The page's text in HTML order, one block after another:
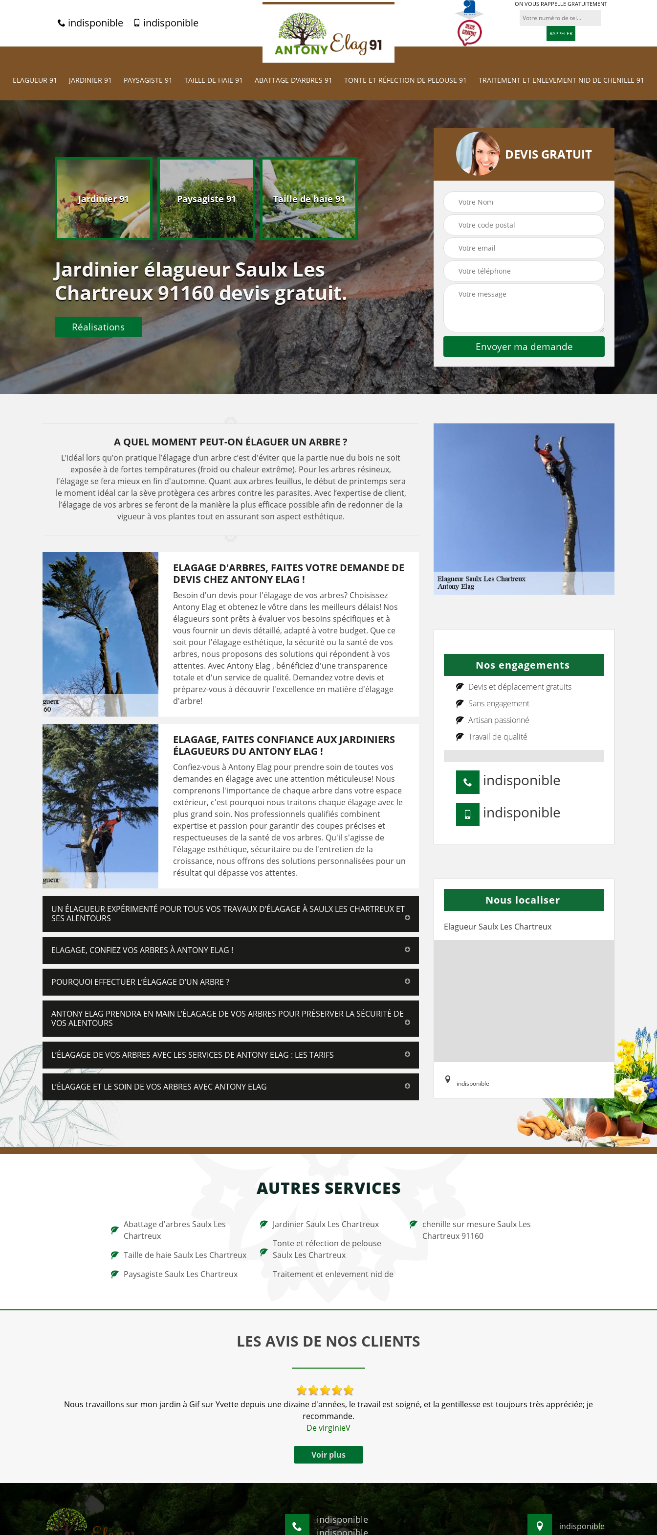
indisponible indisponible
ON VOUS RAPPELLE GRATUITEMENT
ELAGUEUR 91 JARDINIER 91 PAYSAGISTE 91 TAILLE DE HAIE 91 ABATTAGE D'ARBRES 91 TONTE ET RÉFECTION DE PELOUSE 91 TRAITEMENT ET ENLEVEMENT NID DE CHENILLE 91
91 Jardinier 91 Paysagiste 91 Taille de haie 91 Abattage d'arbres
91
Tonte et réfection
de pelouse 91
Traitement et
Enlevement nid
chenille 91
Jardinier élagueur Saulx Les
Chartreux 91160 devis gratuit.
Réalisations
DEVIS GRATUIT
A QUEL MOMENT PEUT-ON ÉLAGUER UN ARBRE ?
L’idéal lors qu’on pratique l’élagage d’un arbre c’est d'éviter que la partie nue du bois ne soit
exposée à de fortes températures (froid ou chaleur extrême). Pour les arbres résineux,
l'élagage se fera mieux en fin d'automne. Quant aux arbres feuillus, le début de printemps sera
le moment idéal car la sève protègera ces arbres contre les parasites. Avec l’expertise de client,
l’élagage de vos arbres se feront de la manière la plus efficace possible afin de redonner de la
vigueur à vos plantes tout en assurant son aspect esthétique.
ELAGAGE D'ARBRES, FAITES VOTRE DEMANDE DE
DEVIS CHEZ ANTONY ELAG !
Besoin d'un devis pour l'élagage de vos arbres? Choisissez
Antony Elag et obtenez le vôtre dans les meilleurs délais! Nos
élagueurs sont prêts à évaluer vos besoins spécifiques et à
vous fournir un devis détaillé, adapté à votre budget. Que ce
soit pour l'élagage esthétique, la sécurité ou la santé de vos
arbres, nous proposons des solutions qui répondent à vos
attentes. Avec Antony Elag , bénéficiez d'une transparence
totale et d'un service de qualité. Demandez votre devis et
préparez-vous à découvrir l'excellence en matière d'élagage
d'arbre!
ELAGAGE, FAITES CONFIANCE AUX JARDINIERS
ÉLAGUEURS DU ANTONY ELAG !
Confiez-vous à Antony Elag pour prendre soin de toutes vos
demandes en élagage avec une attention méticuleuse! Nous
comprenons l'importance de chaque arbre dans votre espace
extérieur, c'est pourquoi nous traitons chaque élagage avec le
plus grand soin. Nos professionnels qualifiés combinent
expertise et passion pour garantir des coupes précises et
respectueuses de la santé de vos arbres. Qu'il s'agisse de
l'élagage esthétique, sécuritaire ou de l'entretien de la
croissance, nous offrons des solutions personnalisées pour un
résultat qui dépasse vos attentes.
UN ÉLAGUEUR EXPÉRIMENTÉ POUR TOUS VOS TRAVAUX D’ÉLAGAGE À SAULX LES CHARTREUX ET
SES ALENTOURS
ELAGAGE, CONFIEZ VOS ARBRES À ANTONY ELAG !
POURQUOI EFFECTUER L’ÉLAGAGE D’UN ARBRE ?
ANTONY ELAG PRENDRA EN MAIN L’ÉLAGAGE DE VOS ARBRES POUR PRÉSERVER LA SÉCURITÉ DE
VOS ALENTOURS
L’ÉLAGAGE DE VOS ARBRES AVEC LES SERVICES DE ANTONY ELAG : LES TARIFS
L’ÉLAGAGE ET LE SOIN DE VOS ARBRES AVEC ANTONY ELAG
Nos engagements
Devis et déplacement gratuits
Sans engagement
Artisan passionné
Travail de qualité
indisponible
indisponible
Nous localiser
Elagueur Saulx Les Chartreux
indisponible
AUTRES SERVICES
Abattage d'arbres Saulx Les
Chartreux
Taille de haie Saulx Les Chartreux
Paysagiste Saulx Les Chartreux
Jardinier Saulx Les Chartreux
Tonte et réfection de pelouse
Saulx Les Chartreux
Traitement et enlevement nid de
chenille sur mesure Saulx Les
Chartreux 91160
LES AVIS DE NOS CLIENTS
Nous travaillons sur mon jardin à Gif sur Yvette depuis une dizaine d'années, le travail est soigné, et la gentillesse est toujours très appréciée; je
recommande.
De virginieV
Voir plus
indisponible
indisponible
indisponible